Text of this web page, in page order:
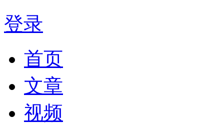
登录
首页
文章
视频